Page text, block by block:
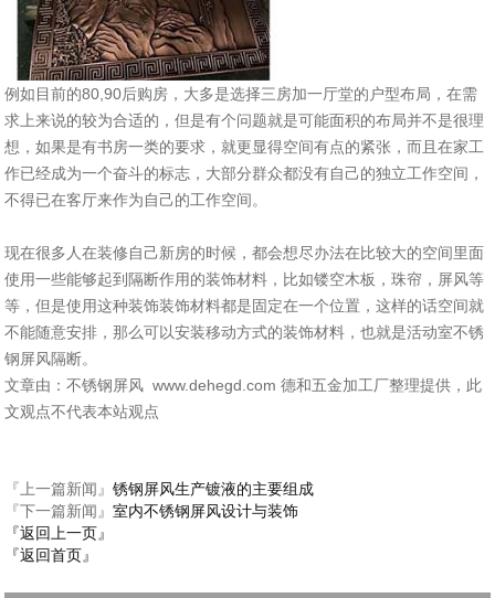
例如目前的80,90后购房，大多是选择三房加一厅堂的户型布局，在需
求上来说的较为合适的，但是有个问题就是可能面积的布局并不是很理
想，如果是有书房一类的要求，就更显得空间有点的紧张，而且在家工
作已经成为一个奋斗的标志，大部分群众都没有自己的独立工作空间，
不得已在客厅来作为自己的工作空间。
现在很多人在装修自己新房的时候，都会想尽办法在比较大的空间里面
使用一些能够起到隔断作用的装饰材料，比如镂空木板，珠帘，屏风等
等，但是使用这种装饰装饰材料都是固定在一个位置，这样的话空间就
不能随意安排，那么可以安装移动方式的装饰材料，也就是活动室不锈
钢屏风隔断。
文章由：不锈钢屏风 www.dehegd.com 德和五金加工厂整理提供，此
文观点不代表本站观点
『上一篇新闻』锈钢屏风生产镀液的主要组成
『下一篇新闻』室内不锈钢屏风设计与装饰
『返回上一页』
『返回首页』